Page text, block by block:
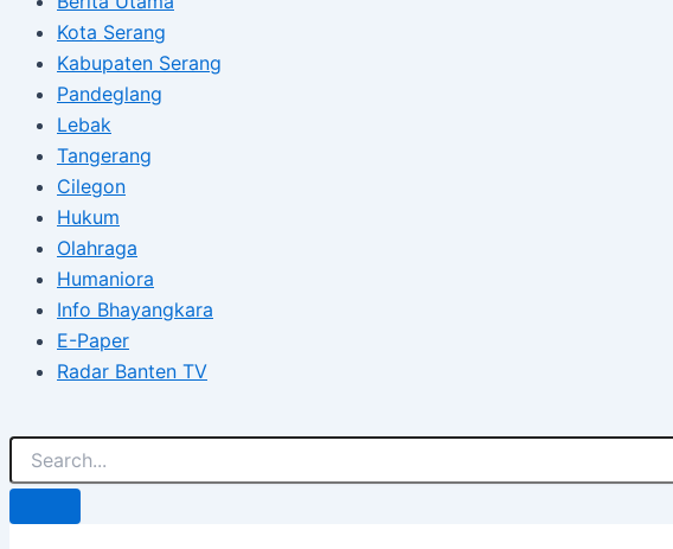
Kota Serang
Kabupaten Serang
Pandeglang
Lebak
Tangerang
Cilegon
Hukum
Olahraga
Humaniora
Info Bhayangkara
E-Paper
Radar Banten TV